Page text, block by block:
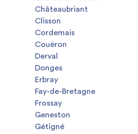
Châteaubriant
Clisson
Cordemais
Couëron
Derval
Donges
Erbray
Fay-de-Bretagne
Frossay
Geneston
Gétigné